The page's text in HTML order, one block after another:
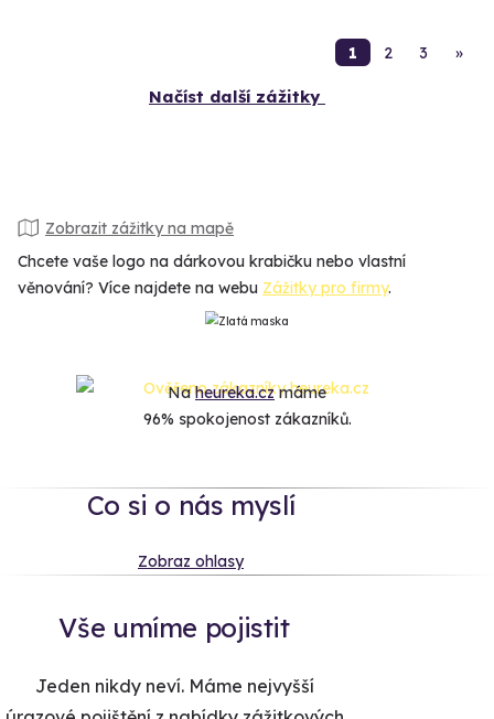
1 2 3 »
Načíst další zážitky
Zobrazit zážitky na mapě
Chcete vaše logo na dárkovou krabičku nebo vlastní
věnování? Více najdete na webu Zážitky pro firmy.
Naheureka.czmáme
96% spokojenost zákazníků.
Co si o nás myslí
Zobraz ohlasy
Vše umíme pojistit
Jeden nikdy neví. Máme nejvyšší